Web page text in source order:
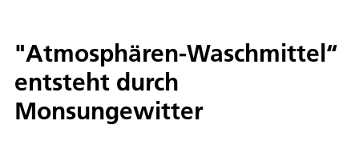
"Atmosphären-Waschmittel“
entsteht durch
Monsungewitter